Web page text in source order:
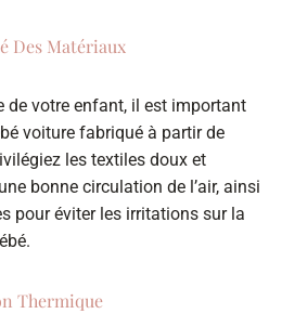
Des Matériaux
de votre enfant, il est important
voiture fabriqué à partir de
les textiles doux et
bonne circulation de l’air, ainsi
pour éviter les irritations sur la
Thermique